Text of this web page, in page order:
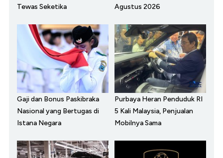
Tewas Seketika
Agustus 2026
Gaji dan Bonus Paskibraka
Nasional yang Bertugas di
Istana Negara
Purbaya Heran Penduduk RI
5 Kali Malaysia, Penjualan
Mobilnya Sama